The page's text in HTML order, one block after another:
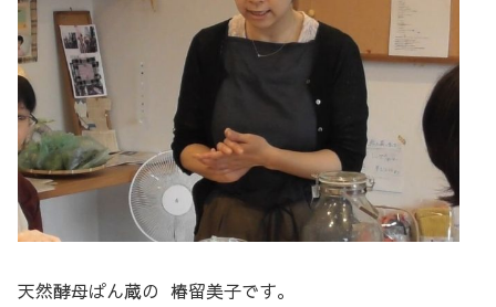
天然酵母ぱん蔵の 椿留美子です。